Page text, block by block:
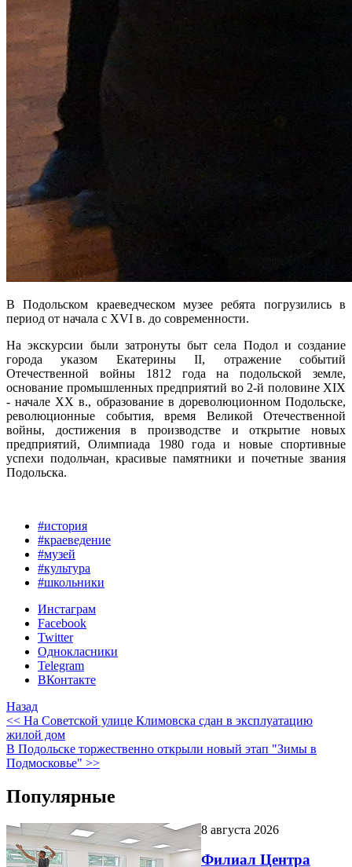
В Подольском краеведческом музее ребята погрузились в
период от начала с XVI в. до современности.
На экскурсии были затронуты быт села Подол и создание
города указом Екатерины II, отражение событий
Отечественной войны 1812 года на подольской земле,
основание промышленных предприятий во 2-й половине XIX
- начале XX в., образование в дореволюционном Подольске,
революционные события, время Великой Отечественной
войны, достижения в производстве и открытие новых
предприятий, Олимпиада 1980 года и новые спортивные
успехи подольчан, красивые памятники и почетные звания
Подольска.
#история
#краеведение
#музей
#культура
#школьники
Инстаграм
Facebook
Twitter
Однокласники
Telegram
ВКонтакте
Назад
<< На Советской улице Климовска сдан в эксплуатацию
жилой дом
В Подольске торжественно открыли новый этап "Зимы в
Подмосковье" >>
Популярные
8 августа 2026
Филиал Центра